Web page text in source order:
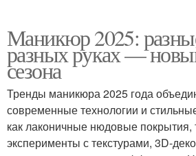
Маникюр 2025:
разных руках —
сезона
Тренды маникюра 2025 года
современные технологии и
как лаконичные нюдовые покрытия,
эксперименты с текстурами, 3D-